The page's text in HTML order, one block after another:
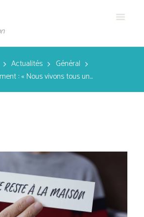
Actualités
Général
: « Nous vivons tous un...